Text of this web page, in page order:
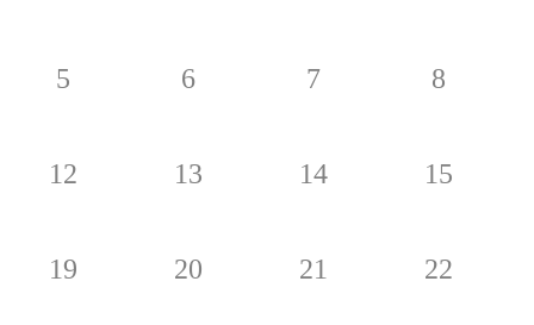
5 6 7 8
12 13 14 15
19 20 21 22